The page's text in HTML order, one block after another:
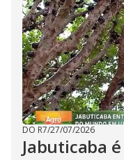
DO R7/27/07/2026
Jabuticaba